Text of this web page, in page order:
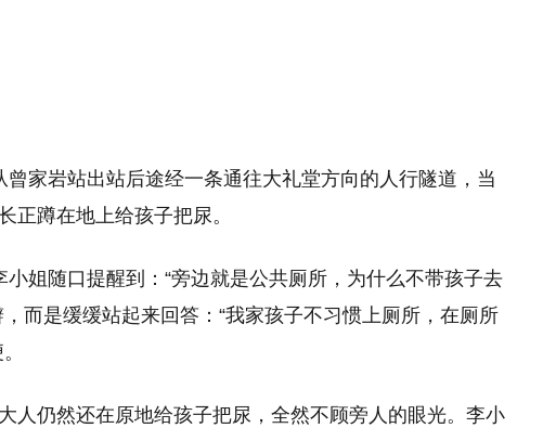
家岩站出站后途经一条通往大礼堂方向的人行隧道，当
正蹲在地上给孩子把尿。
姐随口提醒到：“旁边就是公共厕所，为什么不带孩子去
而是缓缓站起来回答：“我家孩子不习惯上厕所，在厕所
人仍然还在原地给孩子把尿，全然不顾旁人的眼光。李小